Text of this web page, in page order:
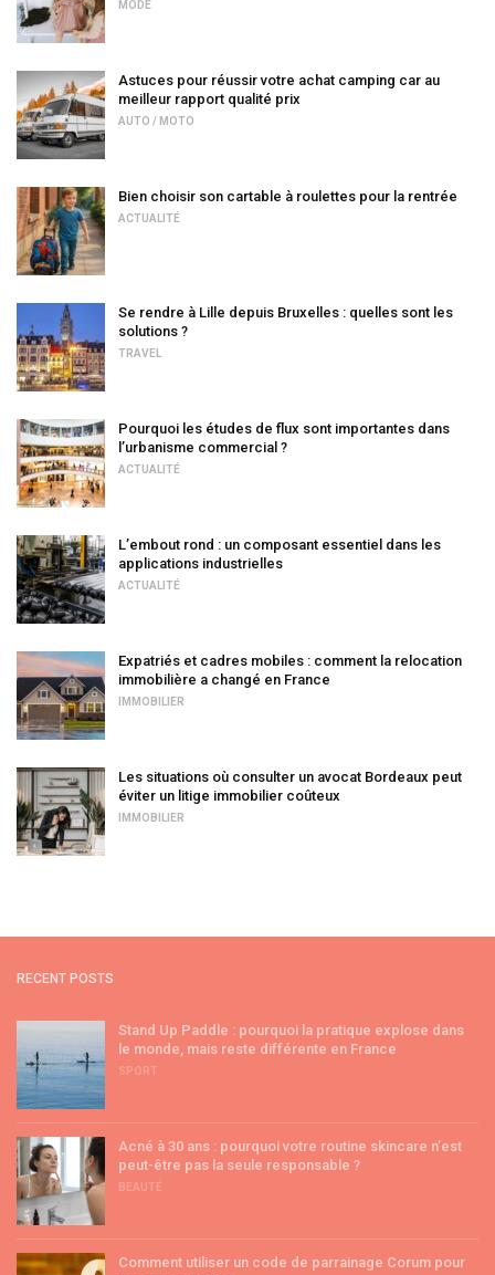
MODE
Astuces pour réussir votre achat camping car au
meilleur rapport qualité prix
AUTO / MOTO
Bien choisir son cartable à roulettes pour la rentrée
ACTUALITÉ
Se rendre à Lille depuis Bruxelles : quelles sont les
solutions ?
TRAVEL
Pourquoi les études de flux sont importantes dans
l’urbanisme commercial ?
ACTUALITÉ
L’embout rond : un composant essentiel dans les
applications industrielles
ACTUALITÉ
Expatriés et cadres mobiles : comment la relocation
immobilière a changé en France
IMMOBILIER
Les situations où consulter un avocat Bordeaux peut
éviter un litige immobilier coûteux
IMMOBILIER
RECENT POSTS
Stand Up Paddle : pourquoi la pratique explose dans
le monde, mais reste différente en France
SPORT
Acné à 30 ans : pourquoi votre routine skincare n’est
peut-être pas la seule responsable ?
BEAUTÉ
Comment utiliser un code de parrainage Corum pour